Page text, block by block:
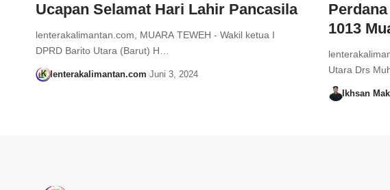
Ucapan Selamat Hari Lahir Pancasila
lenterakalimantan.com, MUARA TEWEH - Wakil ketua I
DPRD Barito Utara (Barut) H…
lenterakalimantan.com Juni 3, 2024
1013
Utara Drs
Ikhsan